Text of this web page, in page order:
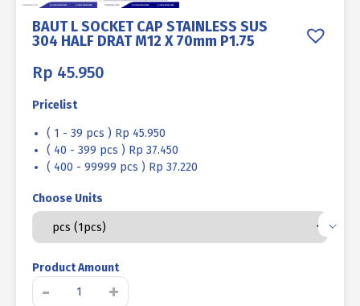
BAUT L SOCKET CAP STAINLESS SUS
304 HALF DRAT M12 X 70mm P1.75
Rp 45.950
Pricelist
( 1 - 39 pcs ) Rp 45.950
( 40 - 399 pcs ) Rp 37.450
( 400 - 99999 pcs ) Rp 37.220
Choose Units
Product Amount
-
Kuantitas
+